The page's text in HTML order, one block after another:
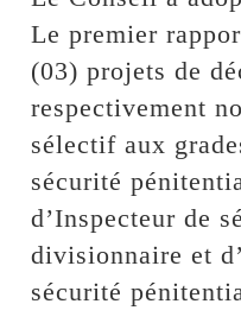
Le premier
(03) projets de
respectivement
sélectif aux
sécurité
d’Inspecteur de
divisionnaire et
sécurité